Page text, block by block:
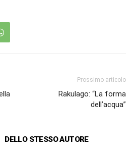
Prossimo articolo
Rakulago: “La forma
dell’acqua”
DELLO STESSO AUTORE